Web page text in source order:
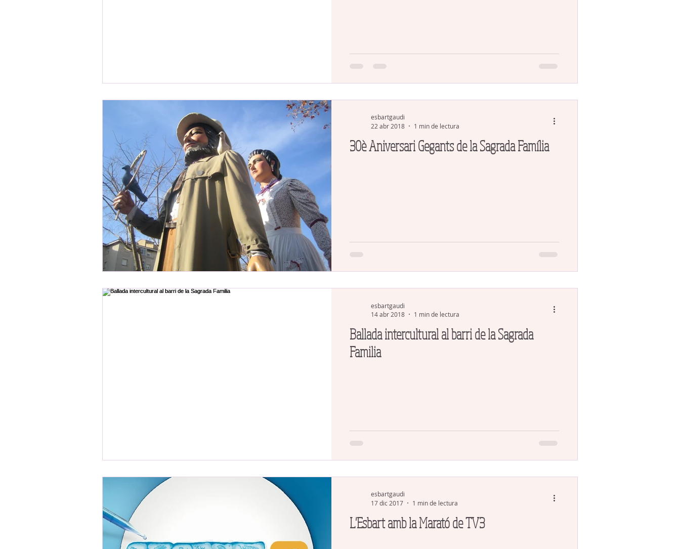
30è Aniversari Gegants de la Sagrada Família
esbartgaudi
22 abr 2018
1 min de lectura
Ballada intercultural al barri de la Sagrada
Familia
esbartgaudi
14 abr 2018
1 min de lectura
L'Esbart amb la Marató de TV3
esbartgaudi
17 dic 2017
1 min de lectura